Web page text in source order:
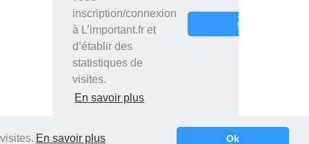
En savoir plus Ok